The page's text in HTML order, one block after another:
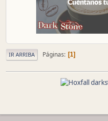
IR ARRIBA Páginas 1